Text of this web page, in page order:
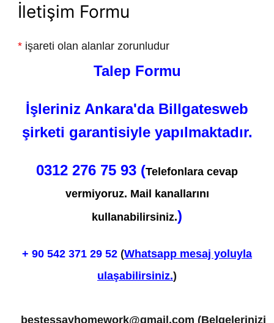
İletişim Formu
* işareti olan alanlar zorunludur
Talep Formu
İşleriniz Ankara'da Billgatesweb
şirketi garantisiyle yapılmaktadır.
0312 276 75 93 (Telefonlara cevap
vermiyoruz. Mail kanallarını
kullanabilirsiniz.)
+ 90 542 371 29 52 (Whatsapp mesaj yoluyla
ulaşabilirsiniz.)
bestessayhomework@gmail.com (Belgelerinizi